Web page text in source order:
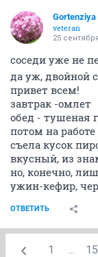
Gortenziya
veteran
25
соседи уже не
да уж, двойной
привет всем!
завтрак -омлет
обед - тушеная
потом на
съела кусок
вкусный, из
но, конечно,
ужин-кефир,
ОТВЕТИТЬ
1 ... 15